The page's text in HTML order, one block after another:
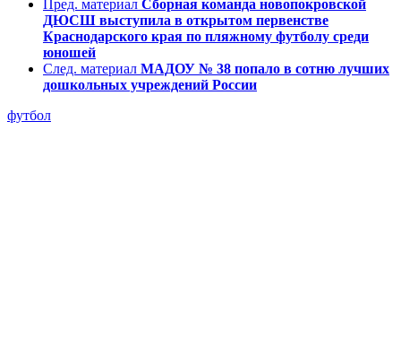
Пред. материал Сборная команда новопокровской
ДЮСШ выступила в открытом первенстве
Краснодарского края по пляжному футболу среди
юношей
След. материал МАДОУ № 38 попало в сотню лучших
дошкольных учреждений России
футбол